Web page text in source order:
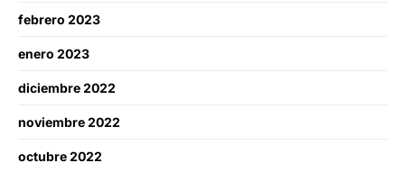
febrero 2023
enero 2023
diciembre 2022
noviembre 2022
octubre 2022